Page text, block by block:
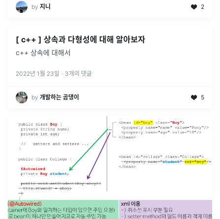
by 지니 2
[ c++ ] 상속과 다형성에 대해 알아보자
c++ 상속에 대해서
2022년 1월 23일 · 3개의 댓글
by 개발하는 곰댕이 5